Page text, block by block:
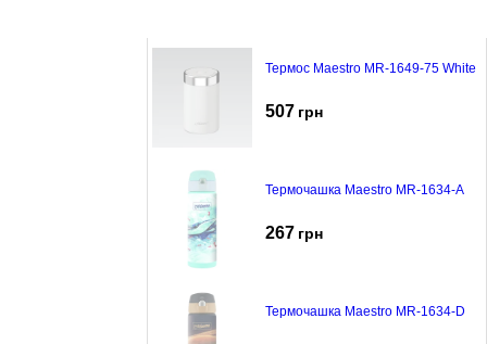
Термос Maestro MR-1649-75 White
507 грн
Термочашка Maestro MR-1634-A
267 грн
Термочашка Maestro MR-1634-D